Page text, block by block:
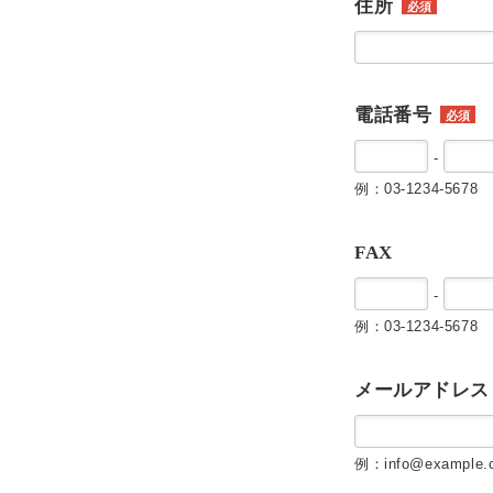
住所 必須
電話番号 必須
-
例：03-1234-5678
FAX
-
例：03-1234-5678
メールアドレス
例：